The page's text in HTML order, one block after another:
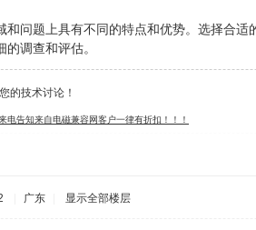
和问题上具有不同的特点和优势。选择合
调查和评估。
的技术讨论！
电告知来自电磁兼容网客户一律有折扣！！！
广东 显示全部楼层